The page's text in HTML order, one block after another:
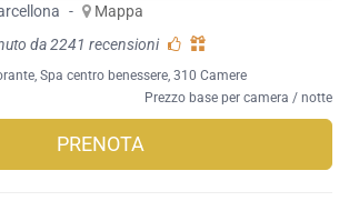
-
Mappa
da 2241 recensioni
Spa centro benessere , 310 Camere
Prezzo base per camera / notte
PRENOTA